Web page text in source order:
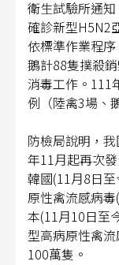
衛生試驗所通知
確診新型H5N2
依標準作業程
鵝計88隻撲殺
消毒工作。111
例（陸禽3場、
防檢局說明，
年11月起再次
韓國(11月8日
原性禽流感病
本(11月10日至
型高病原性禽
100萬隻。